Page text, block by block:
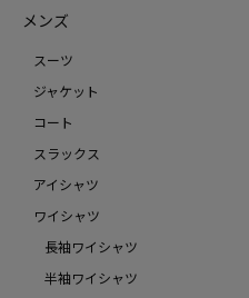
メンズ
スーツ
ジャケット
コート
スラックス
アイシャツ
ワイシャツ
長袖ワイシャツ
半袖ワイシャツ